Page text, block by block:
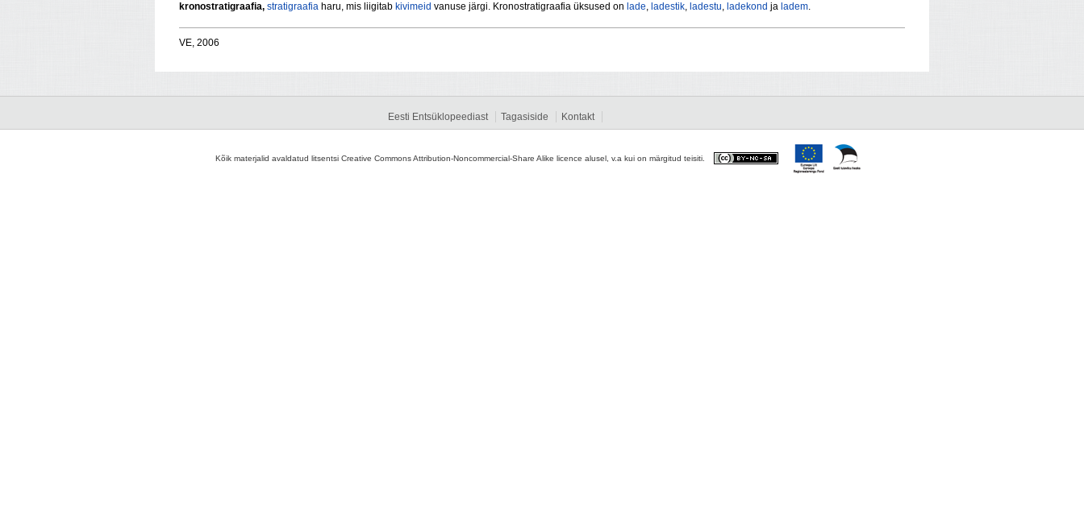
kronostratigraafia, stratigraafia haru, mis liigitab kivimeid vanuse järgi. Kronostratigraafia üksused on lade, ladestik, ladestu, ladekond ja ladem.
VE, 2006
Eesti Entsüklopeediast Tagasiside Kontakt
Kõik materjalid avaldatud litsentsi Creative Commons Attribution-Noncommercial-Share Alike licence alusel, v.a kui on märgitud teisiti.